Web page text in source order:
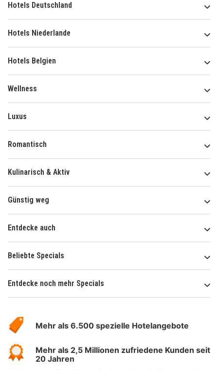
Hotels Deutschland
Hotels Niederlande
Hotels Belgien
Wellness
Luxus
Romantisch
Kulinarisch & Aktiv
Günstig weg
Entdecke auch
Beliebte Specials
Entdecke noch mehr Specials
Hotelspecials
Mehr als 6.500 spezielle Hotelangebote
Mehr als 2,5 Millionen zufriedene Kunden seit
20 Jahren